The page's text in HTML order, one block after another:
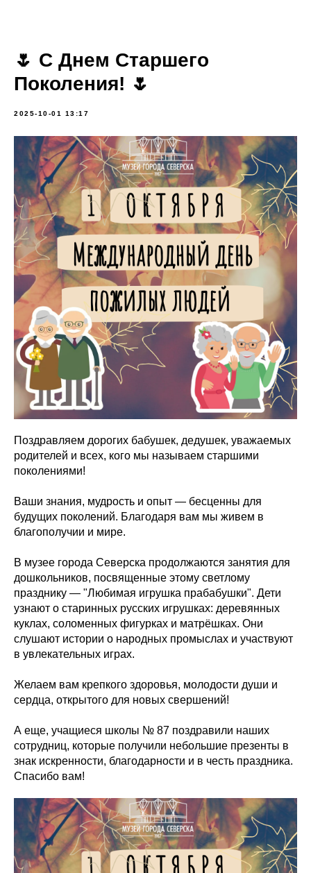
🌷 С Днем Старшего
Поколения! 🌷
2025-10-01 13:17
Поздравляем дорогих бабушек, дедушек, уважаемых
родителей и всех, кого мы называем старшими
поколениями!
Ваши знания, мудрость и опыт — бесценны для
будущих поколений. Благодаря вам мы живем в
благополучии и мире.
В музее города Северска продолжаются занятия для
дошкольников, посвященные этому светлому
празднику — "Любимая игрушка прабабушки". Дети
узнают о старинных русских игрушках: деревянных
куклах, соломенных фигурках и матрёшках. Они
слушают истории о народных промыслах и участвуют
в увлекательных играх.
Желаем вам крепкого здоровья, молодости души и
сердца, открытого для новых свершений!
А еще, учащиеся школы № 87 поздравили наших
сотрудниц, которые получили небольшие презенты в
знак искренности, благодарности и в честь праздника.
Спасибо вам!